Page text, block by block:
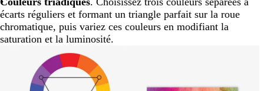
écarts réguliers et formant un triangle parfait sur la roue
chromatique, puis variez ces couleurs en modifiant la
saturation et la luminosité.